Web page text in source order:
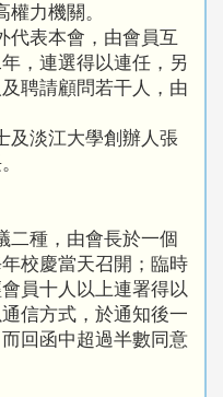
力機關。
代表本會，由會員互
，連選得以連任，另
聘請顧問若干人，由
及淡江大學創辦人張
二種，由會長於一個
校慶當天召開；臨時
員十人以上連署得以
信方式，於通知後一
回函中超過半數同意